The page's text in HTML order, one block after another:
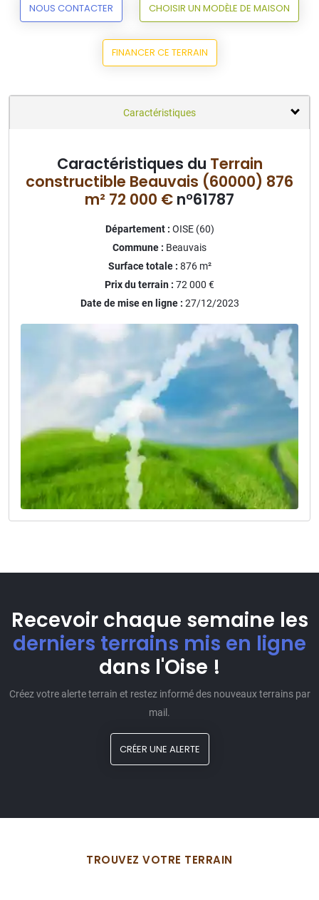
NOUS CONTACTER CHOISIR UN MODÈLE DE MAISON
FINANCER CE TERRAIN
Caractéristiques
Caractéristiques du Terrain
constructible Beauvais (60000) 876
m² 72 000 € n°61787
Département : OISE (60)
Commune : Beauvais
Surface totale : 876 m²
Prix du terrain : 72 000 €
Date de mise en ligne : 27/12/2023
Recevoir chaque semaine les
derniers terrains mis en ligne
dans l'Oise !
Créez votre alerte terrain et restez informé des nouveaux terrains par
mail.
CRÉER UNE ALERTE
TROUVEZ VOTRE TERRAIN